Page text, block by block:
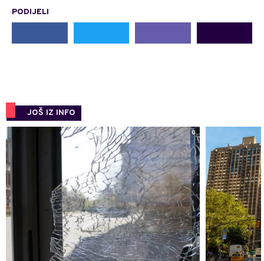
PODIJELI
JOŠ IZ INFO
0